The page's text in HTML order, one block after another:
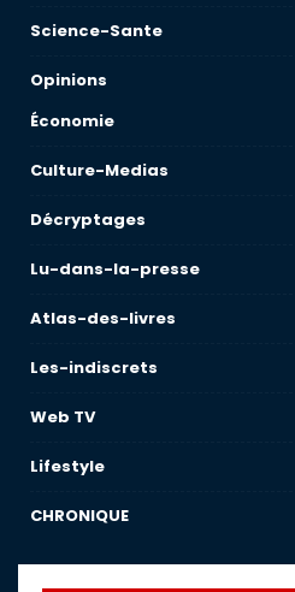
Science-Sante
Opinions
Économie
Culture-Medias
Décryptages
Lu-dans-la-presse
Atlas-des-livres
Les-indiscrets
Web TV
Lifestyle
CHRONIQUE